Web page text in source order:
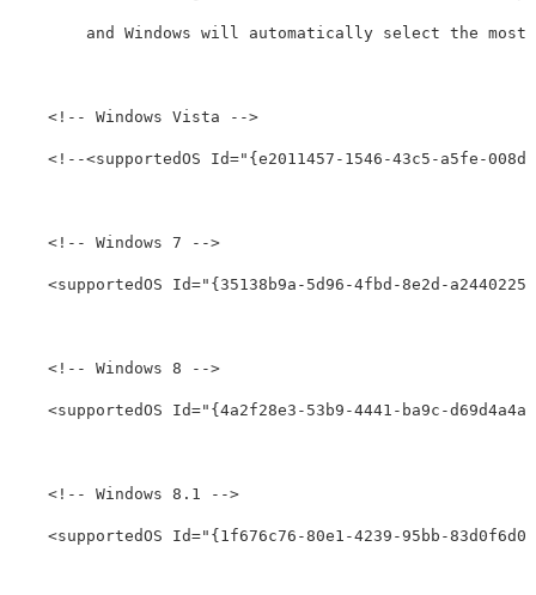
and Windows will automatically select the most
<!-- Windows Vista -->
<!--<supportedOS Id="{e2011457-1546-43c5-a5fe-
<!-- Windows 7 -->
<supportedOS Id="{35138b9a-5d96-4fbd-8e2d-
<!-- Windows 8 -->
<supportedOS Id="{4a2f28e3-53b9-4441-ba9c-
<!-- Windows 8.1 -->
<supportedOS Id="{1f676c76-80e1-4239-95bb-